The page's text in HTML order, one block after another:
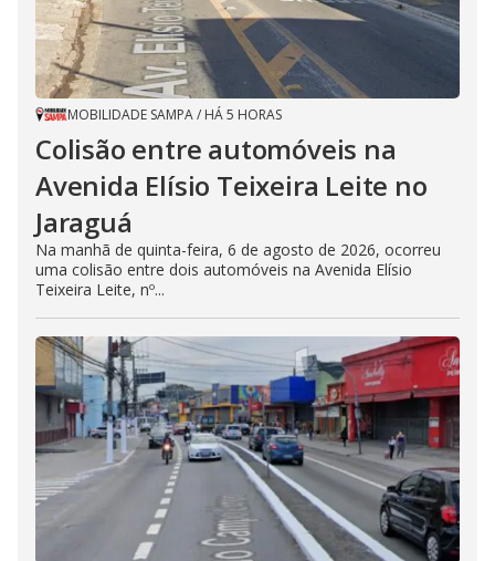
MOBILIDADE SAMPA/ HÁ 5 HORAS
Colisão entre automóveis na
Avenida Elísio Teixeira Leite no
Jaraguá
Na manhã de quinta-feira, 6 de agosto de 2026, ocorreu
uma colisão entre dois automóveis na Avenida Elísio
Teixeira Leite, nº...